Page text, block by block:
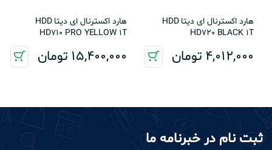
هارد اکسترنال ای دیتا HDD
HD720 BLACK 1T
4,012,000 تومان
هارد اکسترنال ای دیتا HDD
HD710 PRO YELLOW 1T
15,400,000 تومان
ثبت نام در خبرنامه ما